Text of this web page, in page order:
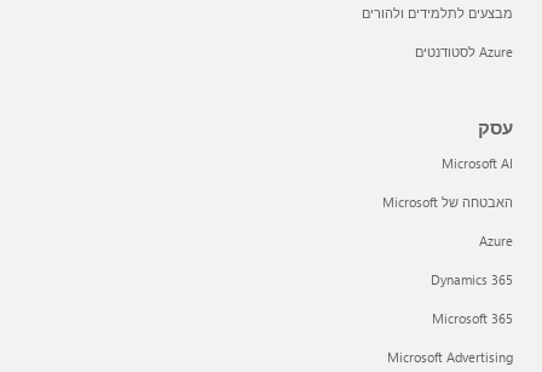
מבצעים לתלמידים ולהורים
Azure לסטודנטים
עסק
Microsoft AI
האבטחה של Microsoft
Azure
Dynamics 365
Microsoft 365
Microsoft Advertising